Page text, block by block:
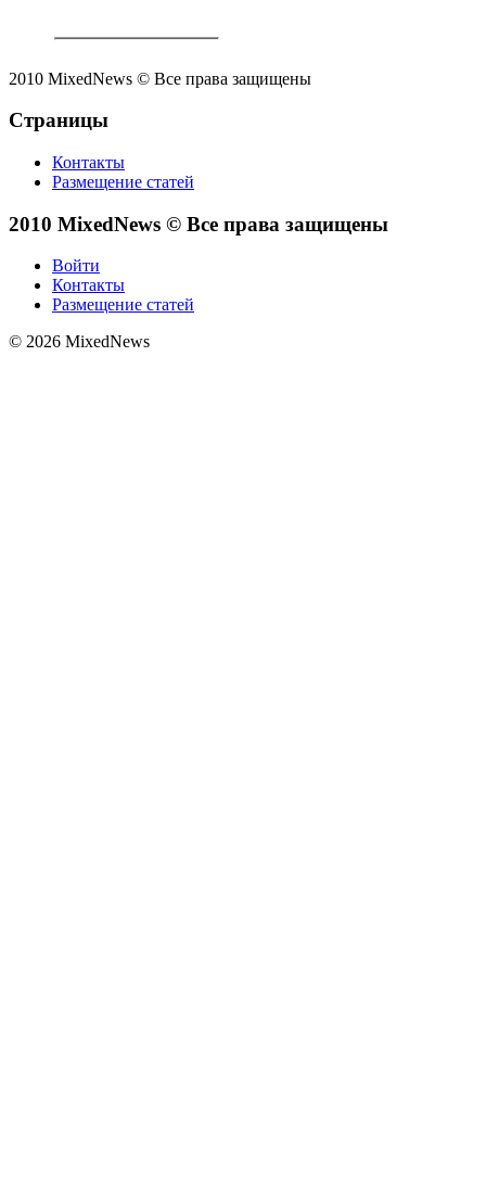
2010 MixedNews © Все права защищены
Страницы
Контакты
Размещение статей
2010 MixedNews © Все права защищены
Войти
Контакты
Размещение статей
© 2026 MixedNews